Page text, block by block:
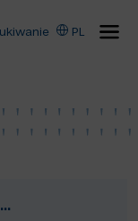
PL